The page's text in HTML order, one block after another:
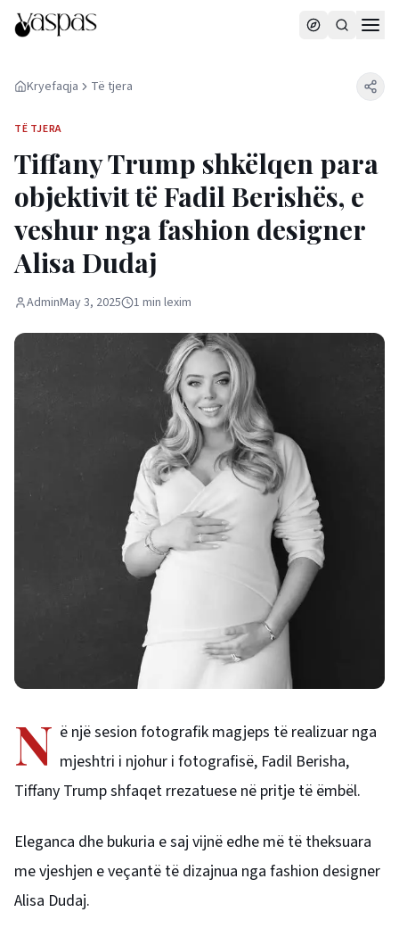
Kryefaqja Të tjera
TË TJERA
Tiffany Trump shkëlqen para
objektivit të Fadil Berishës, e
veshur nga fashion designer
Alisa Dudaj
AdminMay 3, 2025 1 min lexim
N ë një sesion fotografik magjeps të realizuar nga
mjeshtri i njohur i fotografisë, Fadil Berisha,
Tiffany Trump shfaqet rrezatuese në pritje të ëmbël.
Eleganca dhe bukuria e saj vijnë edhe më të theksuara
me vjeshjen e veçantë të dizajnua nga fashion designer
Alisa Dudaj.